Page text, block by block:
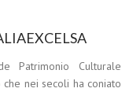
Patrimonio Culturale
nei secoli ha coniato